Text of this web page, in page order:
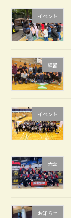
イベント
練習
イベント
大会
お知らせ